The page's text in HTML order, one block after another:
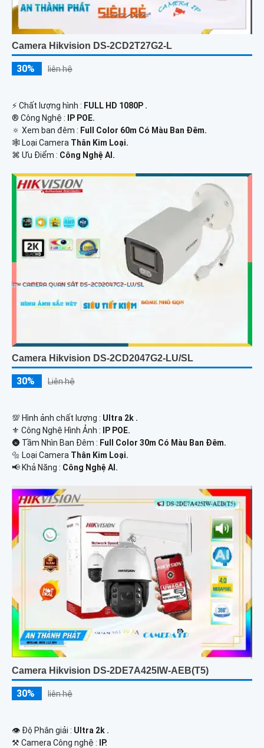
Camera Hikvision DS-2CD2T27G2-L
30% liên hệ
️⚡ Chất lượng hình : FULL HD 1080P .
®️ Công Nghệ :
IP POE.
🔅 Xem ban đêm : Full Color 60m Có Màu Ban Đêm.
🕸️ Loại Camera Thân Kim Loại.
️⌘ Ưu Điểm : Công Nghệ AI.
Camera Hikvision DS-2CD2047G2-LU/SL
30% Liên hệ
💯 Hình ảnh chất lượng : Ultra 2k .
⚜️ Công Nghệ Hình Ảnh :
IP POE.
🌚 Tầm Nhìn Ban Đêm : Full Color 30m Có Màu Ban Đêm.
🔩 Loại Camera Thân Kim Loại.
️📢 Khả Năng : Công Nghệ AI.
Camera Hikvision DS-2DE7A425IW-AEB(T5)
30% liên hệ
👁 Độ Phân giải : Ultra 2k .
⚒ Camera Công nghệ :
IP.